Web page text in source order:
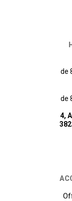
de
de
4,